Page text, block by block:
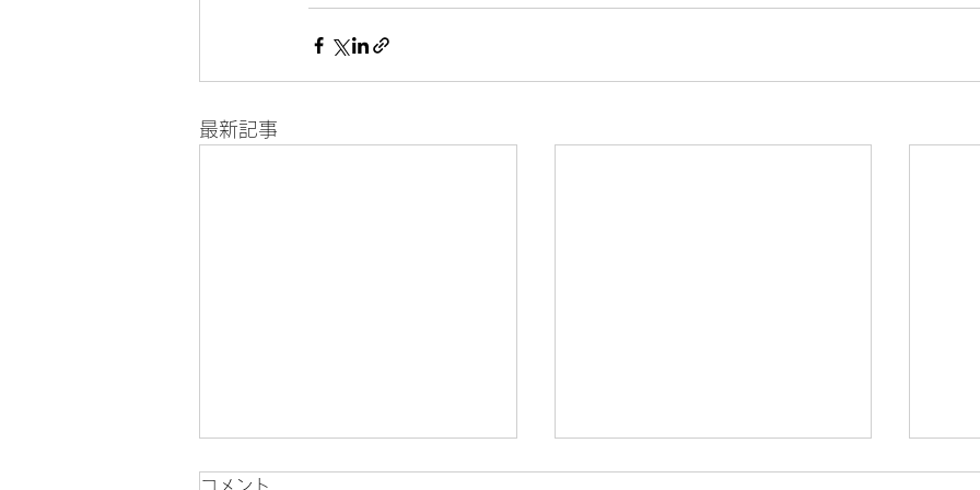
最新記事
コメント